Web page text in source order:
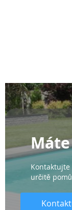
Kontaktujte
určitě